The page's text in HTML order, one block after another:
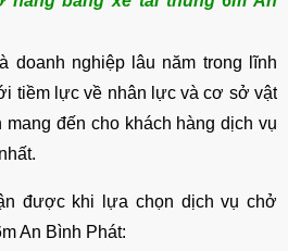
doanh nghiệp lâu năm trong lĩnh
tiềm lực về nhân lực và cơ sở vật
đến cho khách hàng dịch vụ
được khi lựa chọn dịch vụ chở
An Bình Phát: